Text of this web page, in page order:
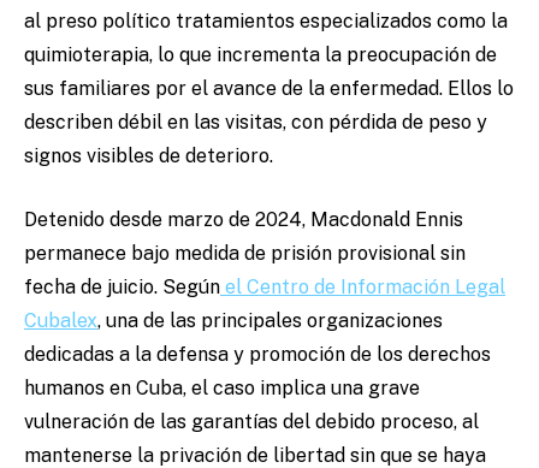
al preso político tratamientos especializados como la
quimioterapia, lo que incrementa la preocupación de
sus familiares por el avance de la enfermedad. Ellos lo
describen débil en las visitas, con pérdida de peso y
signos visibles de deterioro.
Detenido desde marzo de 2024, Macdonald Ennis
permanece bajo medida de prisión provisional sin
fecha de juicio. Según el Centro de Información Legal
Cubalex, una de las principales organizaciones
dedicadas a la defensa y promoción de los derechos
humanos en Cuba, el caso implica una grave
vulneración de las garantías del debido proceso, al
mantenerse la privación de libertad sin que se haya